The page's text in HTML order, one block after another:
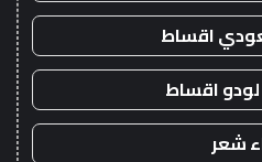
اقساط
اقساط
شعر